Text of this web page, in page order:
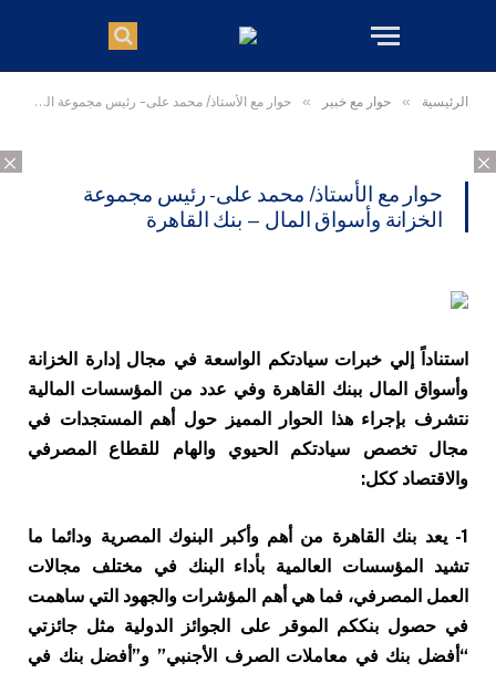
×
×
الرئيسية » حوار مع خبير » حوار مع الأستاذ/ محمد على- رئيس مجموعة الخزانة وأسواق المال – بنك القاهرة
حوار مع الأستاذ/ محمد على- رئيس مجموعة
الخزانة وأسواق المال – بنك القاهرة
استناداً إلي خبرات سيادتكم الواسعة في مجال إدارة الخزانة
وأسواق المال ببنك القاهرة وفي عدد من المؤسسات المالية
نتشرف بإجراء هذا الحوار المميز حول أهم المستجدات في
مجال تخصص سيادتكم الحيوي والهام للقطاع المصرفي
والاقتصاد ككل:
1- يعد بنك القاهرة من أهم وأكبر البنوك المصرية ودائما ما
تشيد المؤسسات العالمية بأداء البنك في مختلف مجالات
العمل المصرفي، فما هي أهم المؤشرات والجهود التي ساهمت
في حصول بنككم الموقر على الجوائز الدولية مثل جائزتي
“أفضل بنك في معاملات الصرف الأجنبي” و”أفضل بنك في